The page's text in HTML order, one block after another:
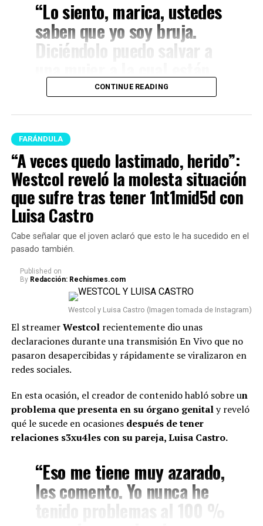
“Lo siento, marica, ustedes
saben que yo soy bruja.
Diciéndolo puedo salvar a
utilizando, solidaridad
femenina. ¿A usted no le
gustaría que, si la están
utilizando y le están
vendiendo un papel que no
es, y la están montando
otra vez en una nube y todo
sea falso, alguien le diga?”,
inició.
Y agregó: “A mí me parece,
yo creo que a la Aida la
están utilizando, qué pena
decirlo”.
Yina Calderón (Imagen tomada de IG)
CONTINUE READING
FARÁNDULA
“A veces quedo lastimado, herido”:
Westcol reveló la molesta situación
que sufre tras tener 1nt1mid5d con
Luisa Castro
Cabe señalar que el joven aclaró que esto le ha sucedido en el
pasado también.
Published on
By Redacción: Rechismes.com
Westcol y Luisa Castro (Imagen tomada de Instagram)
El streamerWestcolrecientemente dio unas
declaraciones durante una transmisión En Vivo que no
pasaron desapercibidas y rápidamente se viralizaron en
redes sociales.
En esta ocasión, el creador de contenido habló sobre un
problema que presenta en su órgano genitaly reveló
qué le sucede en ocasiones después de tener
relaciones s3xu4les con su pareja, Luisa Castro.
“Eso me tiene muy azarado,
les comento. Yo nunca he
tenido problemas al 100 %